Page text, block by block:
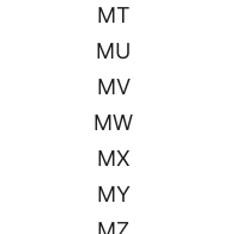
MT
MU
MV
MW
MX
MY